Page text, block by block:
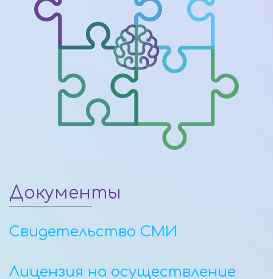
Документы
Свидетельство СМИ
Лицензия на осуществление